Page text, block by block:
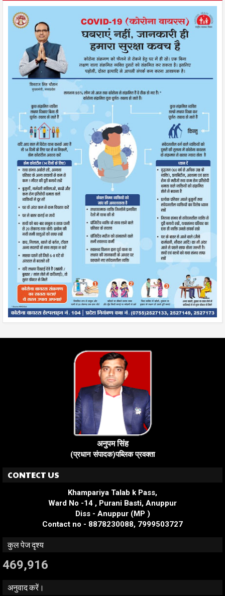
अनुपम सिंह
(प्रधान संपादक)पब्लिक प्रवक्ता
CONTECT US
Khampariya Talab k Pass,
Ward No -14 , Purani Basti, Anuppur
Diss - Anuppur (MP )
Contact no - 8878230088, 7999503727
कुल पेज दृश्य
469,916
अनुवाद करें।